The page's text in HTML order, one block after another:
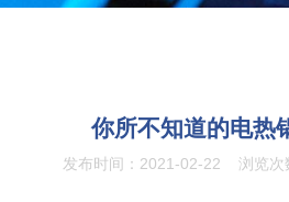
你所不知道的电热
发布时间：2021-02-22 浏览次